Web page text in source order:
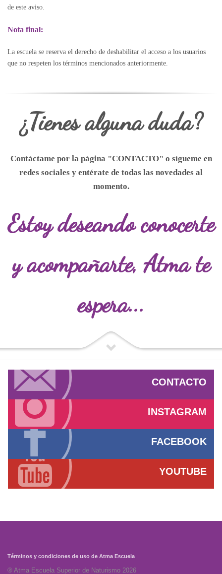
de este aviso.
Nota final:
La escuela se reserva el derecho de deshabilitar el acceso a los usuarios
que no respeten los términos mencionados anteriormente.
¿Tienes alguna duda?
Contáctame por la página "CONTACTO" o sígueme en
redes sociales y entérate de todas las novedades al
momento.
Estoy deseando conocerte
y acompañarte,Atma te
espera...
CONTACTO
INSTAGRAM
FACEBOOK
YOUTUBE
Términos y condiciones de uso de Atma Escuela
® Atma Escuela Superior de Naturismo 2026